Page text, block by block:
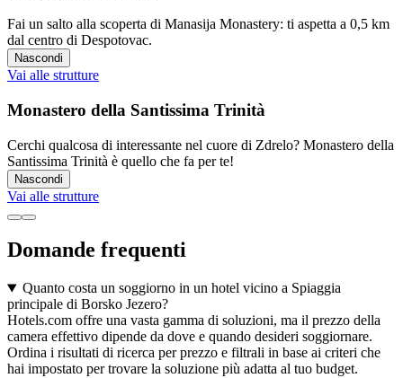
Fai un salto alla scoperta di Manasija Monastery: ti aspetta a 0,5 km
dal centro di Despotovac.
Nascondi
Vai alle strutture
Monastero della Santissima Trinità
Cerchi qualcosa di interessante nel cuore di Zdrelo? Monastero della
Santissima Trinità è quello che fa per te!
Nascondi
Vai alle strutture
Domande frequenti
Quanto costa un soggiorno in un hotel vicino a Spiaggia
principale di Borsko Jezero?
Hotels.com offre una vasta gamma di soluzioni, ma il prezzo della
camera effettivo dipende da dove e quando desideri soggiornare.
Ordina i risultati di ricerca per prezzo e filtrali in base ai criteri che
hai impostato per trovare la soluzione più adatta al tuo budget.